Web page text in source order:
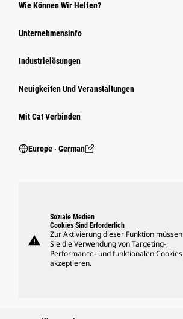
Wie Können Wir Helfen?
Unternehmensinfo
Industrielösungen
Neuigkeiten Und Veranstaltungen
Mit Cat Verbinden
Europe ‧ German
warning
Soziale Medien
Cookies Sind Erforderlich
Zur Aktivierung dieser Funktion müssen
Sie die Verwendung von Targeting-,
Performance- und funktionalen Cookies
akzeptieren.